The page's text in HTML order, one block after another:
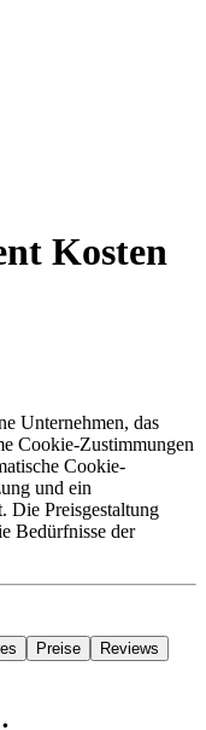
Kosten
Unternehmen, das
Cookie-Zustimmungen
Cookie-
und ein
Die Preisgestaltung
Bedürfnisse der
Preise Reviews